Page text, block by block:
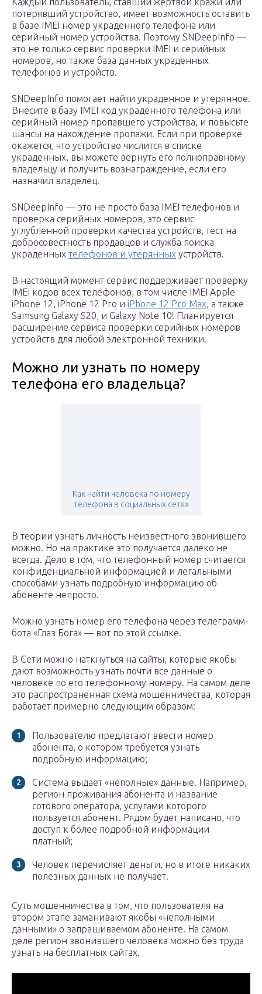
потерявший устройство, имеет возможность оставить
в базе IMEI номер украденного телефона или
серийный номер устройства. Поэтому SNDeepInfo —
это не только сервис проверки IMEI и серийных
номеров, но также база данных украденных
телефонов и устройств.
SNDeepInfo помогает найти украденное и утерянное.
Внесите в базу IMEI код украденного телефона или
серийный номер пропавшего устройства, и повысьте
шансы на нахождение пропажи. Если при проверке
окажется, что устройство числится в списке
украденных, вы можете вернуть его полноправному
владельцу и получить вознаграждение, если его
назначил владелец.
SNDeepInfo — это не просто база IMEI телефонов и
проверка серийных номеров, это сервис
углубленной проверки качества устройств, тест на
добросовестность продавцов и служба поиска
украденных телефонов и утерянных устройств.
В настоящий момент сервис поддерживает проверку
IMEI кодов всех телефонов, в том числе IMEI Apple
iPhone 12, iPhone 12 Pro и iPhone 12 Pro Max, а также
Samsung Galaxy S20, и Galaxy Note 10! Планируется
расширение сервиса проверки серийных номеров
устройств для любой электронной техники.
Можно ли узнать по номеру
телефона его владельца?
Как найти человека по номеру
телефона в социальных сетях
В теории узнать личность неизвестного звонившего
можно. Но на практике это получается далеко не
всегда. Дело в том, что телефонный номер считается
конфиденциальной информацией и легальными
способами узнать подробную информацию об
абоненте непросто.
Можно узнать номер его телефона через телеграмм-
бота «Глаз Бога» — вот по этой ссылке.
В Сети можно наткнуться на сайты, которые якобы
дают возможность узнать почти все данные о
человеке по его телефонному номеру. На самом деле
это распространенная схема мошенничества, которая
работает примерно следующим образом:
Пользователю предлагают ввести номер
абонента, о котором требуется узнать
подробную информацию;
Система выдает «неполные» данные. Например,
регион проживания абонента и название
сотового оператора, услугами которого
пользуется абонент. Рядом будет написано, что
доступ к более подробной информации
платный;
Человек перечисляет деньги, но в итоге никаких
полезных данных не получает.
Суть мошенничества в том, что пользователя на
втором этапе заманивают якобы «неполными
данными» о запрашиваемом абоненте. На самом
деле регион звонившего человека можно без труда
узнать на бесплатных сайтах.